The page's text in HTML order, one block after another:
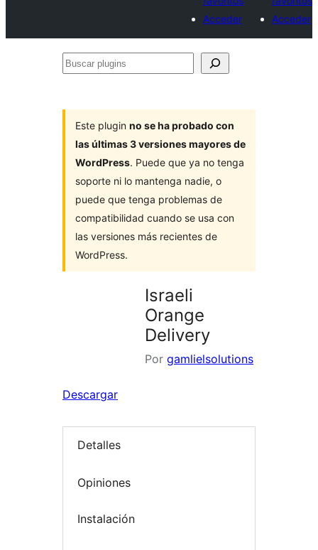
Acceder
Acceder
Buscar
Este plugin no se ha probado con
las últimas 3 versiones mayores de
WordPress. Puede que ya no tenga
soporte ni lo mantenga nadie, o
puede que tenga problemas de
compatibilidad cuando se usa con
las versiones más recientes de
WordPress.
Israeli
Orange
Delivery
Por gamlielsolutions
Descargar
Detalles
Opiniones
Instalación